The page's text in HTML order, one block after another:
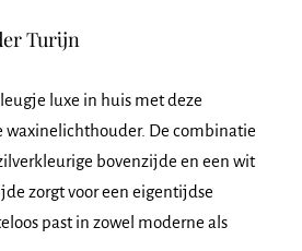
Turijn
luxe in huis met deze
waxinelichthouder. De combinatie
bovenzijde en een wit
zorgt voor een eigentijdse
past in zowel moderne als